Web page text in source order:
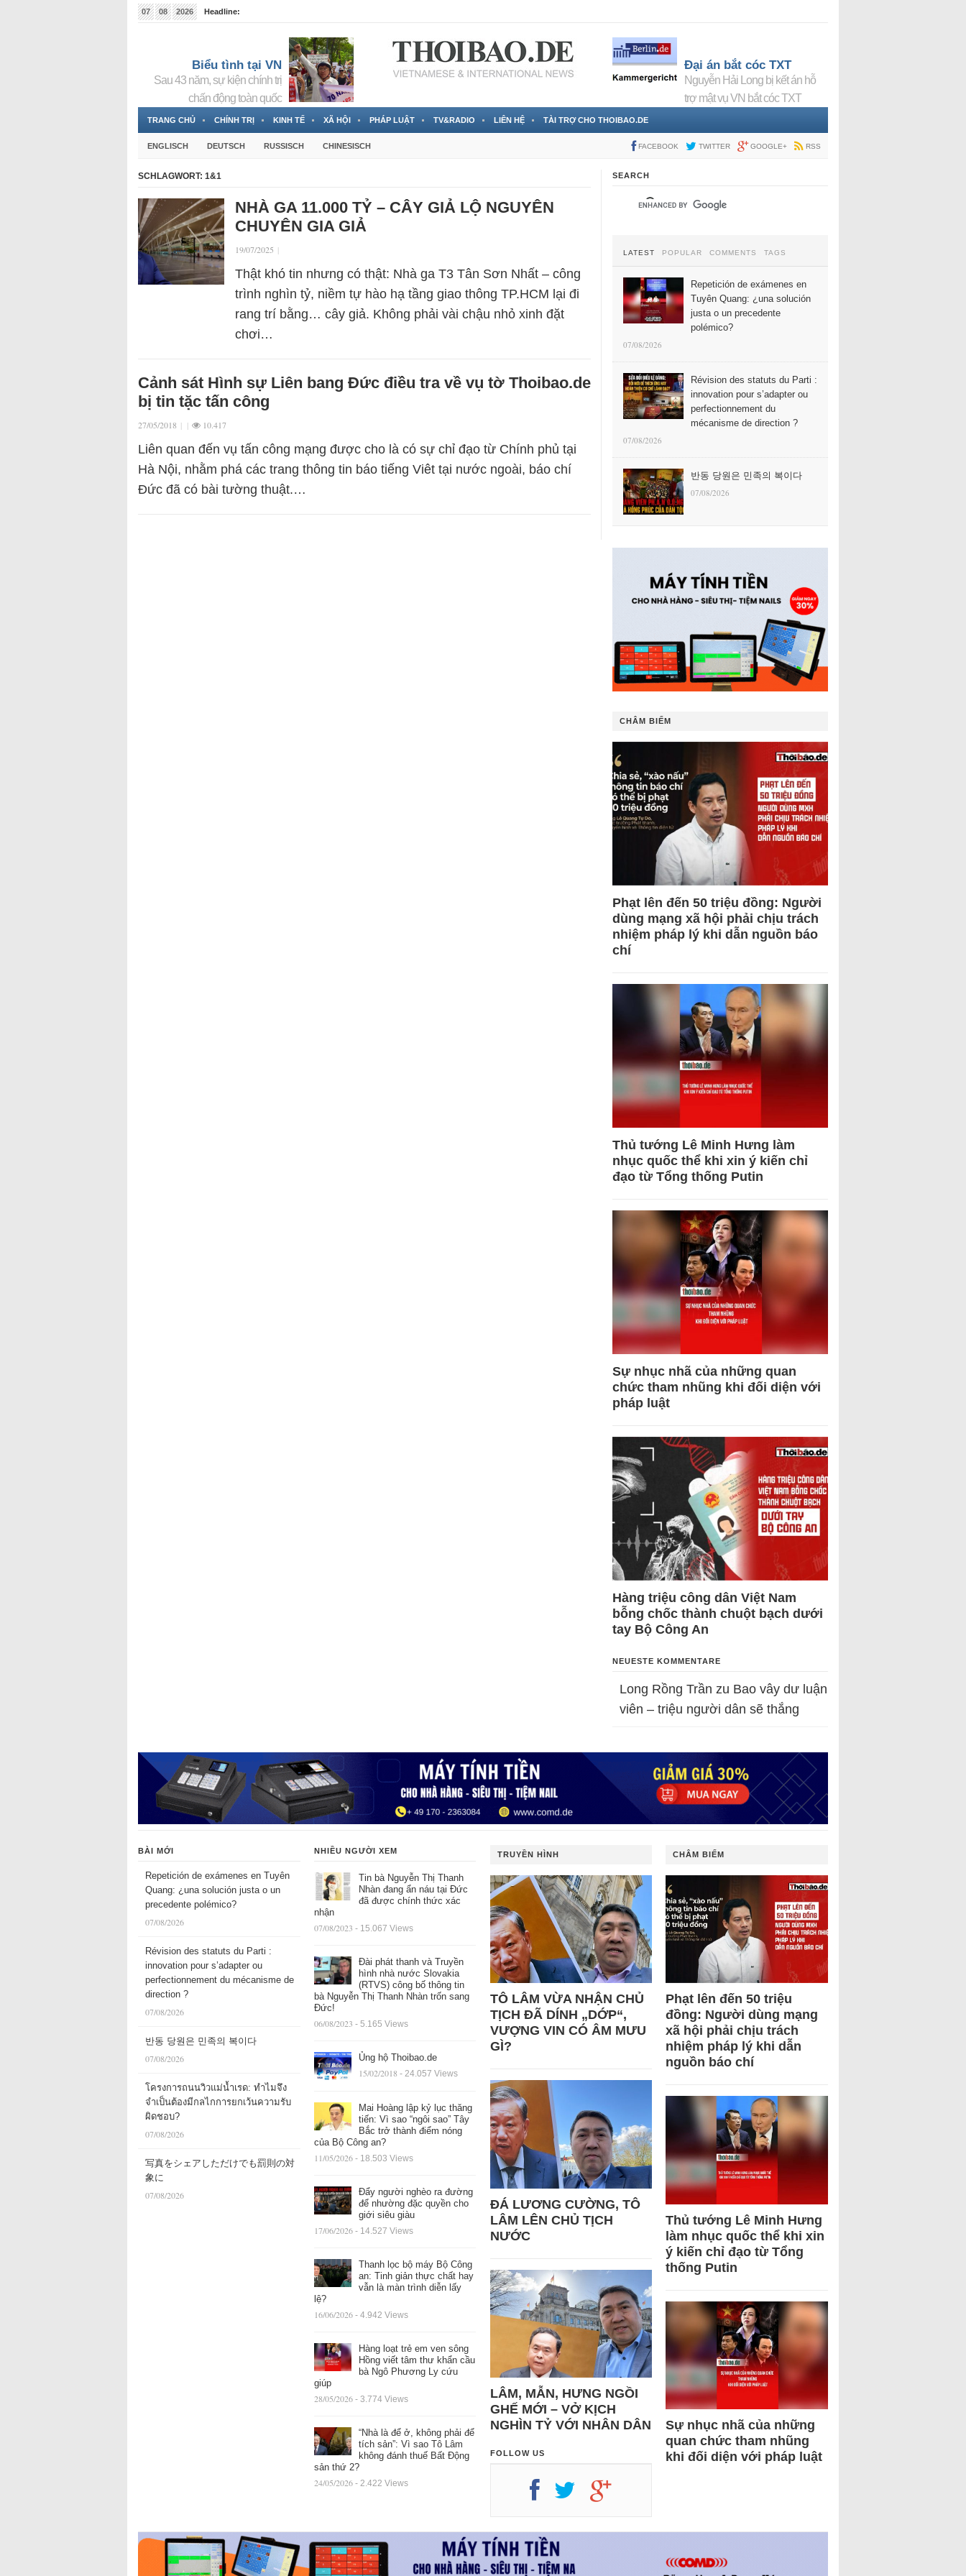
07 08 2026
Headline:
Biểu tình tại VN
Sau 43 năm, sự kiện chính trị
chấn động toàn quốc
Đại án bắt cóc TXT
Nguyễn Hải Long bị kết án hỗ
trợ mật vụ VN bắt cóc TXT
TRANG CHỦ CHÍNH TRỊ KINH TẾ XÃ HỘI PHÁP LUẬT TV&RADIO LIÊN HỆ TÀI TRỢ CHO THOIBAO.DE
ENGLISCH DEUTSCH RUSSISCH CHINESISCH FACEBOOK TWITTER GOOGLE+ RSS
SCHLAGWORT: 1&1
NHÀ GA 11.000 TỶ – CÂY GIẢ LỘ NGUYÊN
CHUYÊN GIA GIẢ
19/07/2025 |
Thật khó tin nhưng có thật: Nhà ga T3 Tân Sơn Nhất – công
trình nghìn tỷ, niềm tự hào hạ tầng giao thông TP.HCM lại đi
rang trí bằng… cây giả. Không phải vài chậu nhỏ xinh đặt
chơi…
Cảnh sát Hình sự Liên bang Đức điều tra về vụ tờ Thoibao.de
bị tin tặc tấn công
27/05/2018 | | 10.417
Liên quan đến vụ tấn công mạng được cho là có sự chỉ đạo từ Chính phủ tại
Hà Nội, nhằm phá các trang thông tin báo tiếng Viêt tại nước ngoài, báo chí
Đức đã có bài tường thuật.…
SEARCH
LATEST POPULAR COMMENTS TAGS
Repetición de exámenes en
Tuyên Quang: ¿una solución
justa o un precedente
polémico?
07/08/2026
Révision des statuts du Parti :
innovation pour s’adapter ou
perfectionnement du
mécanisme de direction ?
07/08/2026
반동 당원은 민족의 복이다
07/08/2026
CHÂM BIẾM
Phạt lên đến 50 triệu đồng: Người
dùng mạng xã hội phải chịu trách
nhiệm pháp lý khi dẫn nguồn báo
chí
Thủ tướng Lê Minh Hưng làm
nhục quốc thể khi xin ý kiến chỉ
đạo từ Tổng thống Putin
Sự nhục nhã của những quan
chức tham nhũng khi đối diện với
pháp luật
Hàng triệu công dân Việt Nam
bỗng chốc thành chuột bạch dưới
tay Bộ Công An
NEUESTE KOMMENTARE
Long Rồng Trần zu Bao vây dư luận
viên – triệu người dân sẽ thắng
BÀI MỚI
Repetición de exámenes en Tuyên
Quang: ¿una solución justa o un
precedente polémico?
07/08/2026
Révision des statuts du Parti :
innovation pour s’adapter ou
perfectionnement du mécanisme de
direction ?
07/08/2026
반동 당원은 민족의 복이다
07/08/2026
โครงการถนนวิวแม่น้ำเรด: ทำไมจึง
จำเป็นต้องมีกลไกการยกเว้นความรับ
ผิดชอบ?
07/08/2026
写真をシェアしただけでも罰則の対
象に
07/08/2026
NHIỀU NGƯỜI XEM
Tin bà Nguyễn Thị Thanh
Nhàn đang ẩn náu tại Đức
đã được chính thức xác
nhận
07/08/2023 - 15.067 Views
Đài phát thanh và Truyền
hình nhà nước Slovakia
(RTVS) công bố thông tin
bà Nguyễn Thị Thanh Nhàn trốn sang
Đức!
06/08/2023 - 5.165 Views
Ủng hộ Thoibao.de
15/02/2018 - 24.057 Views
Mai Hoàng lập kỷ lục thăng
tiến: Vì sao “ngôi sao” Tây
Bắc trở thành điểm nóng
của Bộ Công an?
11/05/2026 - 18.503 Views
Đẩy người nghèo ra đường
để nhường đặc quyền cho
giới siêu giàu
17/06/2026 - 14.527 Views
Thanh lọc bộ máy Bộ Công
an: Tinh giản thực chất hay
vẫn là màn trình diễn lấy
lệ?
16/06/2026 - 4.942 Views
Hàng loạt trẻ em ven sông
Hồng viết tâm thư khẩn cầu
bà Ngô Phương Ly cứu
giúp
28/05/2026 - 3.774 Views
“Nhà là để ở, không phải để
tích sản”: Vì sao Tô Lâm
không đánh thuế Bất Động
sản thứ 2?
24/05/2026 - 2.422 Views
TRUYỀN HÌNH
TÔ LÂM VỪA NHẬN CHỦ
TỊCH ĐÃ DÍNH „DỚP“,
VƯỢNG VIN CÓ ÂM MƯU
GÌ?
ĐÁ LƯƠNG CƯỜNG, TÔ
LÂM LÊN CHỦ TỊCH
NƯỚC
LÂM, MẪN, HƯNG NGỒI
GHẾ MỚI – VỞ KỊCH
NGHÌN TỶ VỚI NHÂN DÂN
FOLLOW US
CHÂM BIẾM
Phạt lên đến 50 triệu
đồng: Người dùng mạng
xã hội phải chịu trách
nhiệm pháp lý khi dẫn
nguồn báo chí
Thủ tướng Lê Minh Hưng
làm nhục quốc thể khi xin
ý kiến chỉ đạo từ Tổng
thống Putin
Sự nhục nhã của những
quan chức tham nhũng
khi đối diện với pháp luật